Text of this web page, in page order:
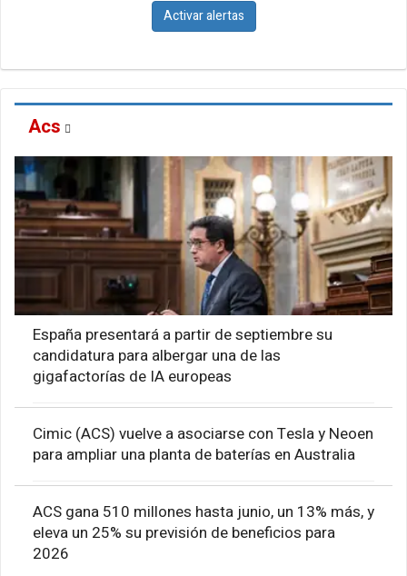
Activar alertas
Acs
España presentará a partir de septiembre su
candidatura para albergar una de las
gigafactorías de IA europeas
Cimic (ACS) vuelve a asociarse con Tesla y Neoen
para ampliar una planta de baterías en Australia
ACS gana 510 millones hasta junio, un 13% más, y
eleva un 25% su previsión de beneficios para
2026